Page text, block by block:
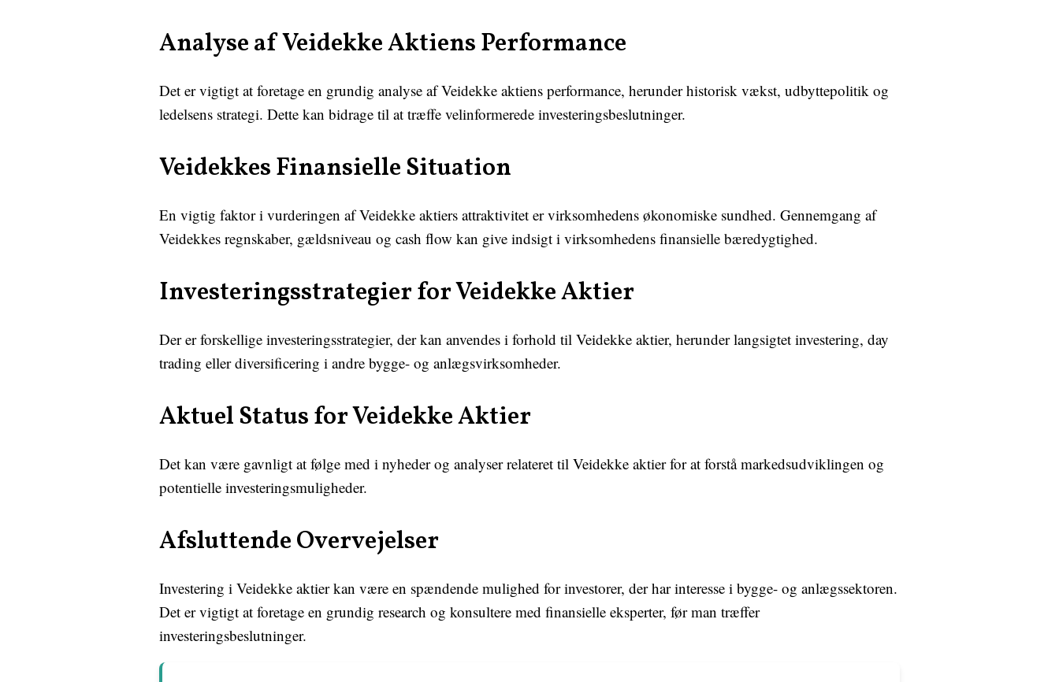
Analyse af Veidekke Aktiens Performance
Det er vigtigt at foretage en grundig analyse af Veidekke aktiens performance, herunder historisk vækst, udbyttepolitik og
ledelsens strategi. Dette kan bidrage til at træffe velinformerede investeringsbeslutninger.
Veidekkes Finansielle Situation
En vigtig faktor i vurderingen af Veidekke aktiers attraktivitet er virksomhedens økonomiske sundhed. Gennemgang af
Veidekkes regnskaber, gældsniveau og cash flow kan give indsigt i virksomhedens finansielle bæredygtighed.
Investeringsstrategier for Veidekke Aktier
Der er forskellige investeringsstrategier, der kan anvendes i forhold til Veidekke aktier, herunder langsigtet investering, day
trading eller diversificering i andre bygge- og anlægsvirksomheder.
Aktuel Status for Veidekke Aktier
Det kan være gavnligt at følge med i nyheder og analyser relateret til Veidekke aktier for at forstå markedsudviklingen og
potentielle investeringsmuligheder.
Afsluttende Overvejelser
Investering i Veidekke aktier kan være en spændende mulighed for investorer, der har interesse i bygge- og anlægssektoren.
Det er vigtigt at foretage en grundig research og konsultere med finansielle eksperter, før man træffer
investeringsbeslutninger.